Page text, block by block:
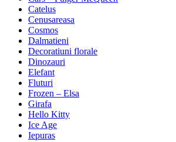
Catelus
Cenusareasa
Cosmos
Dalmatieni
Decoratiuni florale
Dinozauri
Elefant
Fluturi
Frozen – Elsa
Girafa
Hello Kitty
Ice Age
Iepuras